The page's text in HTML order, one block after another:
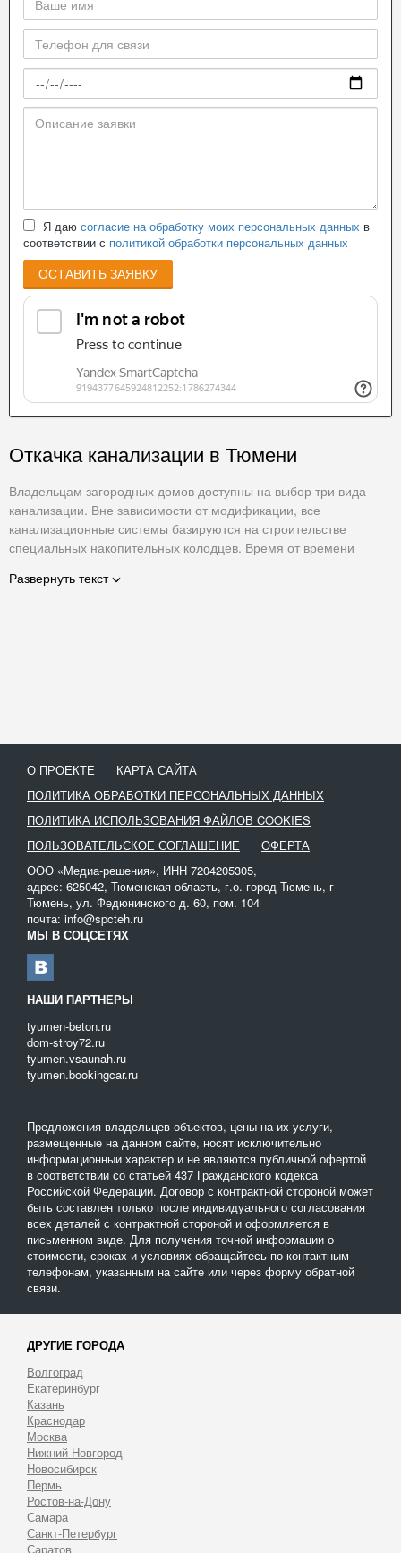
Я даю согласие на обработку моих персональных данных в
соответствии с политикой обработки персональных данных
ОСТАВИТЬ ЗАЯВКУ
Откачка канализации в Тюмени
Владельцам загородных домов доступны на выбор три вида
канализации. Вне зависимости от модификации, все
канализационные системы базируются на строительстве
специальных накопительных колодцев. Время от времени
Соблюдение указанного интервала откачки является залогом
продолжительной работы канализационной системы в доме.
Аварийную откачку необходимо производить в случае, когда
стоки начинают переливаться через край и подтапливать двор
из-за забивания труб. Проблемы с трубами могут быть связаны
с образованием кислотных остатков на внутренней
поверхности.
Использование илососа позволяет в кротчайшие стоки
произвести очистку канализации, процесс имеет ряд
преимуществ: откачку можно производить в любое время года,
вероятность разбрызгивания нечистот минимальная.
Наш сайт поможет вам взять в аренду необходимый транспорт
и произвести очистку канализации в сжатые сроки.
Развернуть текст
О ПРОЕКТЕ
КАРТА САЙТА
ПОЛИТИКА ОБРАБОТКИ ПЕРСОНАЛЬНЫХ ДАННЫХ
ПОЛИТИКА ИСПОЛЬЗОВАНИЯ ФАЙЛОВ COOKIES
ПОЛЬЗОВАТЕЛЬСКОЕ СОГЛАШЕНИЕ
ОФЕРТА
ООО «Медиа-решения», ИНН 7204205305,
адрес: 625042, Тюменская область, г.о. город Тюмень, г
Тюмень, ул. Федюнинского д. 60, пом. 104
почта: info@spcteh.ru
МЫ В СОЦСЕТЯХ
НАШИ ПАРТНЕРЫ
tyumen-beton.ru
dom-stroy72.ru
tyumen.vsaunah.ru
tyumen.bookingcar.ru
Предложения владельцев объектов, цены на их услуги,
размещенные на данном сайте, носят исключительно
информационныи характер и не являются публичной офертой
в соответствии со статьей 437 Гражданского кодекса
Российской Федерации. Договор с контрактной стороной может
быть составлен только после индивидуального согласования
всех деталей с контрактной стороной и оформляется в
письменном виде. Для получения точной информации о
стоимости, сроках и условиях обращайтесь по контактным
телефонам, указанным на сайте или через форму обратной
связи.
ДРУГИЕ ГОРОДА
Волгоград
Екатеринбург
Казань
Краснодар
Москва
Нижний Новгород
Новосибирск
Пермь
Ростов-на-Дону
Самара
Санкт-Петербург
Саратов